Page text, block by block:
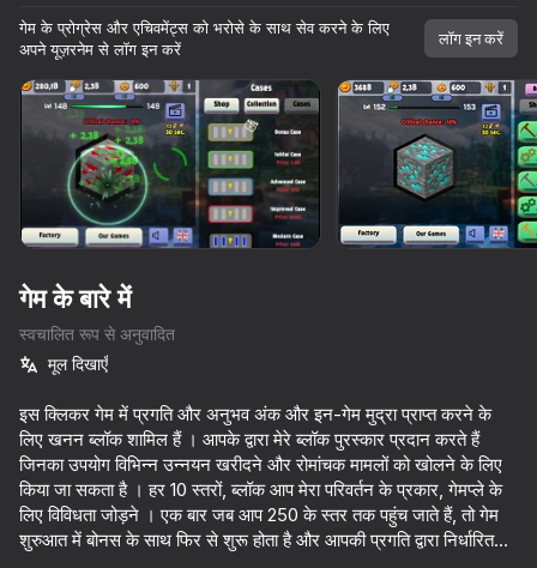
सभी मुफ्त।
सभी आपके।
शुरू करें
डिवाइस घुमाएँ
यह गेम केवल लैंडस्केप
ओरिएंटेशन का समर्थन करता है
प्ले
Noob vs FNAF
68
Mine Crusher
59
Mine Rush 3D
56 64
गेम के प्रोग्रेस और एचिवमेंट्स को भरोसे के साथ सेव करने के लिए
अपने यूज़रनेम से लॉग इन करें
लॉग इन करें
गेम के बारे में
स्वचालित रूप से अनुवादित
मूल दिखाएँ
इस क्लिकर गेम में प्रगति और अनुभव अंक और इन-गेम मुद्रा प्राप्त करने के
लिए खनन ब्लॉक शामिल हैं । आपके द्वारा मेरे ब्लॉक पुरस्कार प्रदान करते हैं
जिनका उपयोग विभिन्न उन्नयन खरीदने और रोमांचक मामलों को खोलने के लिए
किया जा सकता है । हर 10 स्तरों, ब्लॉक आप मेरा परिवर्तन के प्रकार, गेमप्ले के
लिए विविधता जोड़ने । एक बार जब आप 250 के स्तर तक पहुंच जाते हैं, तो गेम
शुरुआत में बोनस के साथ फिर से शुरू होता है और आपकी प्रगति द्वारा निर्धारित